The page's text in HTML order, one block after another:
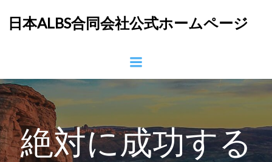
ン
ツ
へ
ス
プ
日本ALBS合同会社公式ホームページ
絶対に成功する